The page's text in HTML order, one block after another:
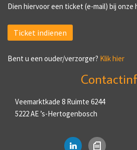
Dien hiervoor een ticket (e-mail) bij onze
Ticket indienen
Bent u een ouder/verzorger? Klik hier
Veemarktkade 8 Ruimte 6244
5222 AE ’s-Hertogenbosch